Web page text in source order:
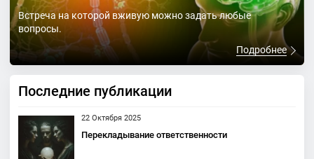
Встреча на которой вживую можно задать любые
вопросы.
Подробнее
Последние публикации
22 Октября 2025
Перекладывание ответственности